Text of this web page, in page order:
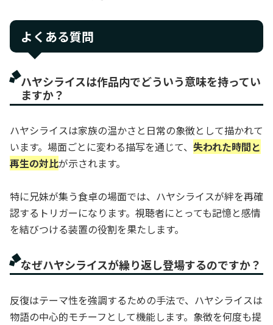
よくある質問
ハヤシライスは作品内でどういう意味を持ってい
ますか？
ハヤシライスは家族の温かさと日常の象徴として描かれて
います。場面ごとに変わる描写を通じて、 失われた時間と
再生の対比が示されます。
特に兄妹が集う食卓の場面では、ハヤシライスが絆を再確
認するトリガーになります。視聴者にとっても記憶と感情
を結びつける装置の役割を果たします。
なぜハヤシライスが繰り返し登場するのですか？
反復はテーマ性を強調するための手法で、ハヤシライスは
物語の中心的モチーフとして機能します。象徴を何度も提